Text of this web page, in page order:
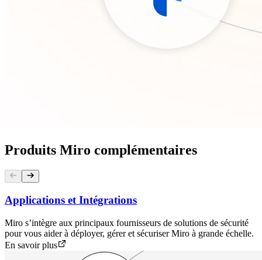
Produits Miro complémentaires
Applications et Intégrations
Miro s’intègre aux principaux fournisseurs de solutions de sécurité
pour vous aider à déployer, gérer et sécuriser Miro à grande échelle.
En savoir plus